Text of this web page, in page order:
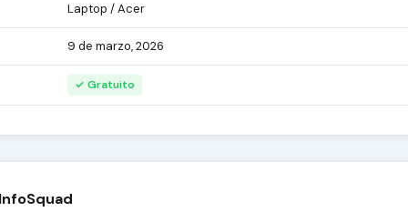
Laptop / Acer
9 de marzo, 2026
✓ Gratuito